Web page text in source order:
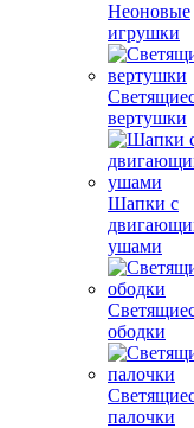
Неоновые
игрушки
вертушки
Шапки с
ушами
ободки
палочки